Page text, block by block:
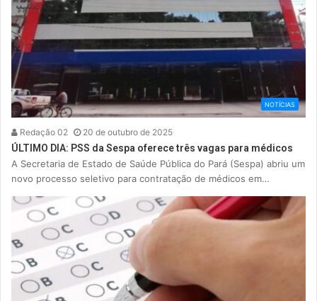
NOTÍCIAS
Redação 02 20 de outubro de 2025
ÚLTIMO DIA: PSS da Sespa oferece três vagas para médicos
A Secretaria de Estado de Saúde Pública do Pará (Sespa) abriu um
novo processo seletivo para contratação de médicos em…